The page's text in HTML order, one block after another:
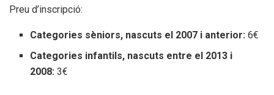
Preu d’inscripció:
Categories sèniors, nascuts el 2007 i anterior: 6€
Categories infantils, nascuts entre el 2013 i
2008: 3€